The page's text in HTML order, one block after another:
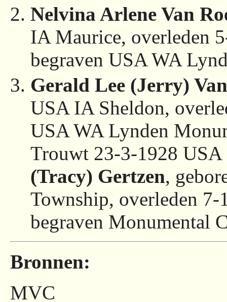
Nelvina Arlene Van
IA Maurice, overleden
begraven USA WA
Gerald Lee (Jerry)
USA IA Sheldon,
USA WA Lynden
Trouwt 23-3-1928
(Tracy) Gertzen,
Township, overleden
begraven Monumental
Bronnen:
MVC